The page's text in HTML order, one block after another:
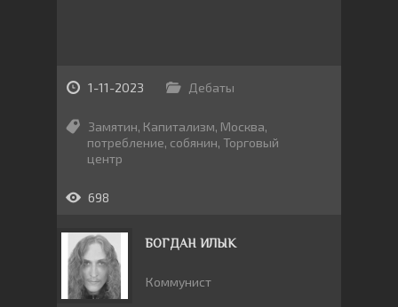
1-11-2023 Дебаты
Замятин, Капитализм, Москва,
потребление, собянин, Торговый
центр
698
БОГДАН ИЛЫК
Коммунист